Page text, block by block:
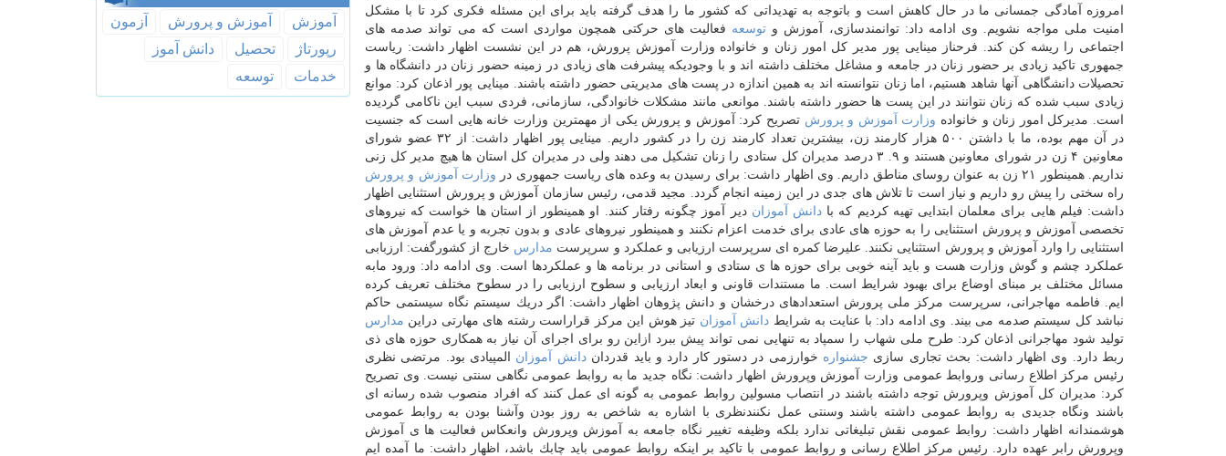
امروزه آمادگی جمسانی ما در حال كاهش است و باتوجه به تهدیداتی كه كشور ما را هدف گرفته باید برای این مسئله فكری كرد تا با مشكل
امنیت ملی مواجه نشویم. وی ادامه داد: توانمندسازی، آموزش و توسعه فعالیت های حركتی همچون مواردی است كه می تواند صدمه های
اجتماعی را ریشه كن كند. فرحناز مینایی پور مدیر كل امور زنان و خانواده وزارت آموزش پرورش، هم در این نشست اظهار داشت: ریاست
جمهوری تاكید زیادی بر حضور زنان در جامعه و مشاغل مختلف داشته اند و با وجودیكه پیشرفت های زیادی در زمینه حضور زنان در دانشگاه ها و
تحصیلات دانشگاهی آنها شاهد هستیم، اما زنان نتوانسته اند به همین اندازه در پست های مدیریتی حضور داشته باشند. مینایی پور اذعان كرد: موانع
زیادی سبب شده كه زنان نتوانند در این پست ها حضور داشته باشند. موانعی مانند مشكلات خانوادگی، سازمانی، فردی سبب این ناكامی گردیده
است. مدیركل امور زنان و خانواده وزارت آموزش و پرورش تصریح كرد: آموزش و پرورش یكی از مهمترین وزارت خانه هایی است كه جنسیت
در آن مهم بوده، ما با داشتن ۵۰۰ هزار كارمند زن، بیشترین تعداد كارمند زن را در كشور داریم. مینایی پور اظهار داشت: از ۳۲ عضو شورای
معاونین ۴ زن در شورای معاونین هستند و ۹. ۳ درصد مدیران كل ستادی را زنان تشكیل می دهند ولی در مدیران كل استان ها هیچ مدیر كل زنی
نداریم. همینطور ۲۱ زن به عنوان روسای مناطق داریم. وی اظهار داشت: برای رسیدن به وعده های ریاست جمهوری در
وزارت آموزش و پرورش
راه سختی را پیش رو داریم و نیاز است تا تلاش های جدی در این زمینه انجام گردد. مجید قدمی، رئیس سازمان آموزش و پرورش استثنایی اظهار
داشت: فیلم هایی برای معلمان ابتدایی تهیه كردیم كه بادانش آموزان دیر آموز چگونه رفتار كنند. او همینطور از استان ها خواست كه نیروهای
تخصصی آموزش و پرورش استثنایی را به حوزه های عادی برای خدمت اعزام نكنند و همینطور نیروهای عادی و بدون تجربه و یا عدم آموزش های
استثنایی را وارد آموزش و پرورش استثنایی نكنند. علیرضا كمره ای سرپرست ارزیابی و عملكرد و سرپرست مدارس خارج از كشورگفت: ارزبابی
عملكرد چشم و گوش وزارت هست و باید آینه خوبی برای حوزه ها ی ستادی و استانی در برنامه ها و عملكردها است. وی ادامه داد: ورود مابه
مسائل مختلف بر مبنای اوضاع برای بهبود شرایط است. ما مستندات قاونی و ابعاد ارزیابی و سطوح ارزیابی را در سطوح مختلف تعریف كرده
ایم. فاطمه مهاجرانی، سرپرست مركز ملی پرورش استعدادهای درخشان و دانش پژوهان اظهار داشت: اگر دریك سیستم نگاه سیستمی حاكم
نباشد كل سیستم صدمه می بیند. وی ادامه داد: با عنایت به شرایط دانش آموزان تیز هوش این مركز قراراست رشته های مهارتی دراین مدارس
تولید شود مهاجرانی اذعان كرد: طرح ملی شهاب را سمپاد به تنهایی نمی تواند پیش ببرد ازاین رو برای اجرای آن نیاز به همكاری حوزه های ذی
ربط دارد. وی اظهار داشت: بحث تجاری سازی جشنواره خوارزمی در دستور كار دارد و باید قدرداندانش آموزان المپیادی بود. مرتضی نظری
رئیس مركز اطلاع رسانی وروابط عمومی وزارت آموزش وپرورش اظهار داشت: نگاه جدید ما به روابط عمومی نگاهی سنتی نیست. وی تصریح
كرد: مدیران كل آموزش وپرورش توجه داشته باشند در انتصاب مسولین روابط عمومی به گونه ای عمل كنند كه افراد منصوب شده رسانه ای
باشند ونگاه جدیدی به روابط عمومی داشته باشند وسنتی عمل نكنندنظری با اشاره به شاخص به روز بودن وآشنا بودن به روابط عمومی
هوشمندانه اظهار داشت: روابط عمومی نقش تبلیغاتی ندارد بلكه وظیفه تغییر نگاه جامعه به آموزش وپرورش وانعكاس فعالیت ها ی آموزش
وپرورش رابر عهده دارد. رئیس مركز اطلاع رسانی و روابط عمومی با تاكید بر اینكه روابط عمومی باید چابك باشد، اظهار داشت: ما آمده ایم
آموزش آموزش و پرورش
آزمون
رپورتاژ
تحصیل
دانش آموز
خدمات
توسعه